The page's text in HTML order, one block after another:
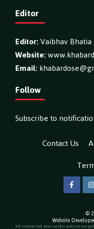
Editor
Editor:Vaibhav Bhatia
Website:
Email:
Follow
Subscribe to
Contact Us
©
Website
All content and news on this website are